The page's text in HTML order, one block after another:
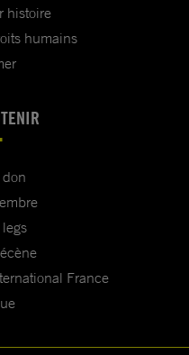
histoire
humains
France